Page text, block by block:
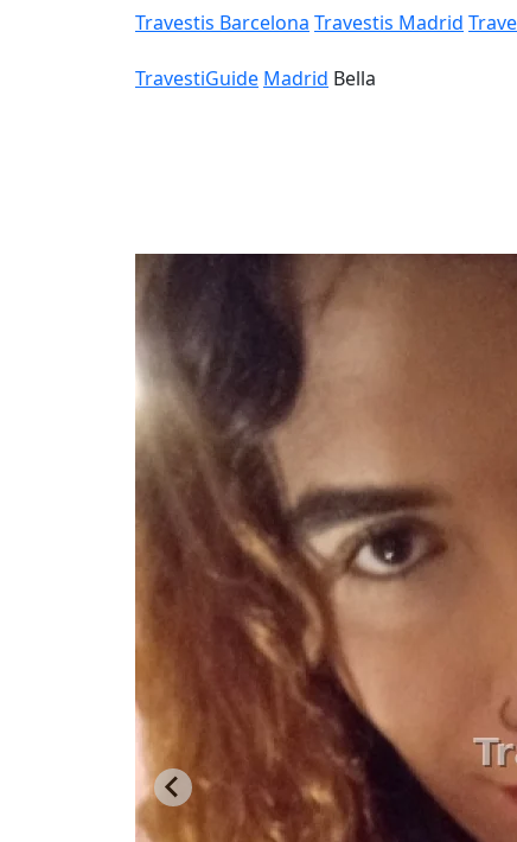
Travestis Barcelona Travestis Madrid
TravestiGuide Madrid Bella